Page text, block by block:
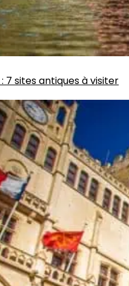
: 7 sites antiques à visiter